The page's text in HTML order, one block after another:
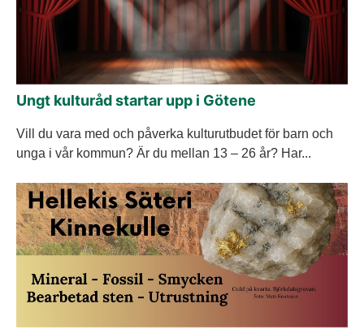
Ungt kulturåd startar upp i Götene
Vill du vara med och påverka kulturutbudet för barn och
unga i vår kommun? Är du mellan 13 – 26 år? Har...